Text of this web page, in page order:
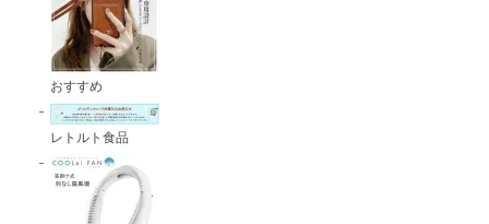
おすすめ
レトルト食品